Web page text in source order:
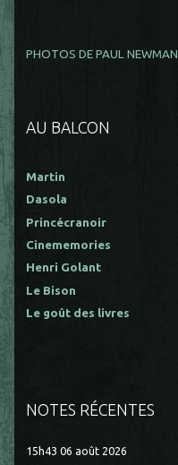
PHOTOS DE PAUL NEWMAN
AU BALCON
Martin
Dasola
Princécranoir
Cinememories
Henri Golant
Le Bison
Le goût des livres
NOTES RÉCENTES
15h43 06 août 2026